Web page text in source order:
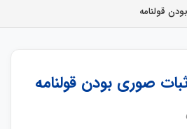
قولنامه
صوری بودن قولنامه